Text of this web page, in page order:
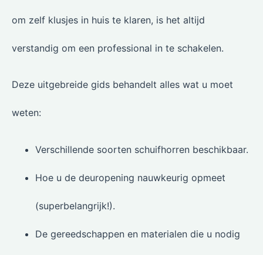
om zelf klusjes in huis te klaren, is het altijd
verstandig om een professional in te schakelen.
Deze uitgebreide gids behandelt alles wat u moet
weten:
Verschillende soorten schuifhorren beschikbaar.
Hoe u de deuropening nauwkeurig opmeet
(superbelangrijk!).
De gereedschappen en materialen die u nodig